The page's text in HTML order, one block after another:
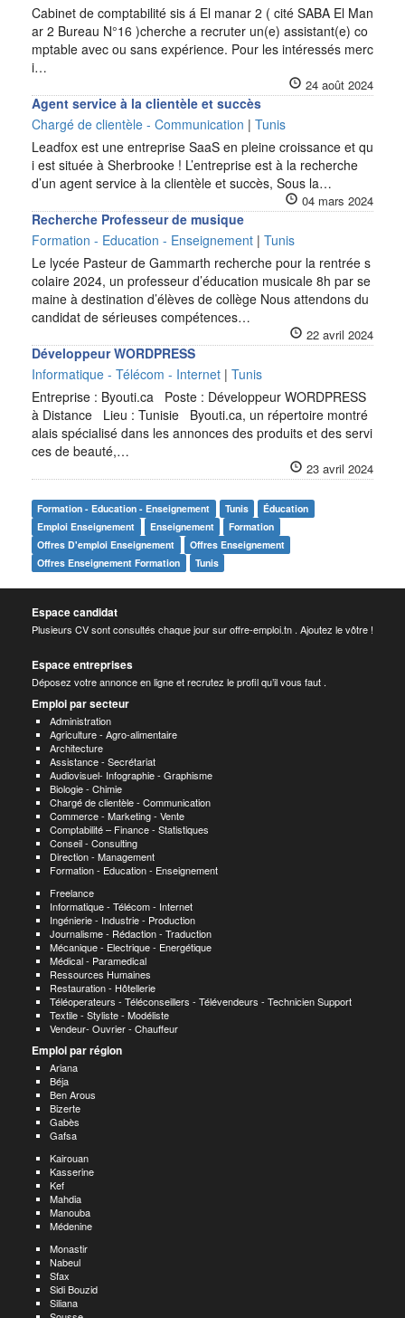
Cabinet de comptabilité sis á El manar 2 ( cité SABA El Man
ar 2 Bureau N°16 )cherche a recruter un(e) assistant(e) co
mptable avec ou sans expérience. Pour les intéressés merc
i…
24 août 2024
Agent service à la clientèle et succès
Chargé de clientèle - Communication | Tunis
Leadfox est une entreprise SaaS en pleine croissance et qu
i est située à Sherbrooke ! L’entreprise est à la recherche
d’un agent service à la clientèle et succès, Sous la…
04 mars 2024
Recherche Professeur de musique
Formation - Education - Enseignement | Tunis
Le lycée Pasteur de Gammarth recherche pour la rentrée s
colaire 2024, un professeur d’éducation musicale 8h par se
maine à destination d’élèves de collège Nous attendons du
candidat de sérieuses compétences…
22 avril 2024
Développeur WORDPRESS
Informatique - Télécom - Internet | Tunis
Entreprise : Byouti.ca Poste : Développeur WORDPRESS
à Distance Lieu : Tunisie Byouti.ca, un répertoire montré
alais spécialisé dans les annonces des produits et des servi
ces de beauté,…
23 avril 2024
Formation - Education - Enseignement Tunis
Éducation
Emploi Enseignement
Enseignement
Formation
Offres D'emploi Enseignement
Offres Enseignement
Offres Enseignement Formation
Tunis
Espace candidat
Plusieurs CV sont consultés chaque jour sur offre-emploi.tn . Ajoutez le vôtre !
Espace entreprises
Déposez votre annonce en ligne et recrutez le profil qu’il vous faut .
Emploi par secteur
Administration
Agriculture - Agro-alimentaire
Architecture
Assistance - Secrétariat
Audiovisuel- Infographie - Graphisme
Biologie - Chimie
Chargé de clientèle - Communication
Commerce - Marketing - Vente
Comptabilité – Finance - Statistiques
Conseil - Consulting
Direction - Management
Formation - Education - Enseignement
Freelance
Informatique - Télécom - Internet
Ingénierie - Industrie - Production
Journalisme - Rédaction - Traduction
Mécanique - Electrique - Energétique
Médical - Paramedical
Ressources Humaines
Restauration - Hôtellerie
Téléoperateurs - Téléconseillers - Télévendeurs - Technicien Support
Textile - Styliste - Modéliste
Vendeur- Ouvrier - Chauffeur
Emploi par région
Ariana
Béja
Ben Arous
Bizerte
Gabès
Gafsa
Kairouan
Kasserine
Kef
Mahdia
Manouba
Médenine
Monastir
Nabeul
Sfax
Sidi Bouzid
Siliana